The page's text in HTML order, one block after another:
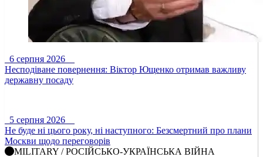
6 серпня 2026
Несподіване повернення: Віктор Ющенко отримав важливу
державну посаду
5 серпня 2026
Не буде ні цього року, ні наступного: Безсмертний про плани
Москви щодо переговорів
MILITARY / РОСІЙСЬКО-УКРАЇНСЬКА ВІЙНА